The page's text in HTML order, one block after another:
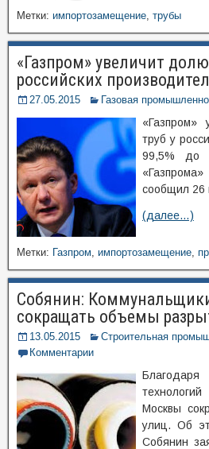
Метки: импортозамещение, трубы
«Газпром» увеличит
российских
27.05.2015 Газовая
«Газпром»
труб у
99,5% до
сообщил 26
(далее…)
Метки: Газпром, импортозамещение,
Собянин:
сокращать объемы
13.05.2015
Строительная
Комментарии
Москвы
улиц. Об
Собянин